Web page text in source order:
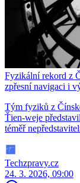
Fyzikální rekord z
zpřesní navigaci i
Tým fyziků z
Ťien-weje
téměř
Techzpravy.cz
24. 3. 2026, 09:00